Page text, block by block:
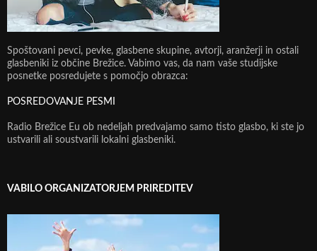
Spoštovani pevci, pevke, glasbene skupine, avtorji, aranžerji in ostali
glasbeniki iz občine Brežice. Vabimo vas, da nam vaše studijske
posnetke posredujete s pomočjo obrazca:
POSREDOVANJE PESMI
Radio Brežice Eu ob nedeljah predvajamo samo tisto glasbo, ki ste jo
ustvarili ali soustvarili lokalni glasbeniki.
VABILO ORGANIZATORJEM PRIREDITEV